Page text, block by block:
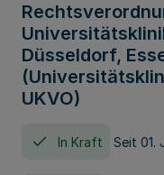
Düsseldorf,
UKVO)
In Kraft Seit 01.